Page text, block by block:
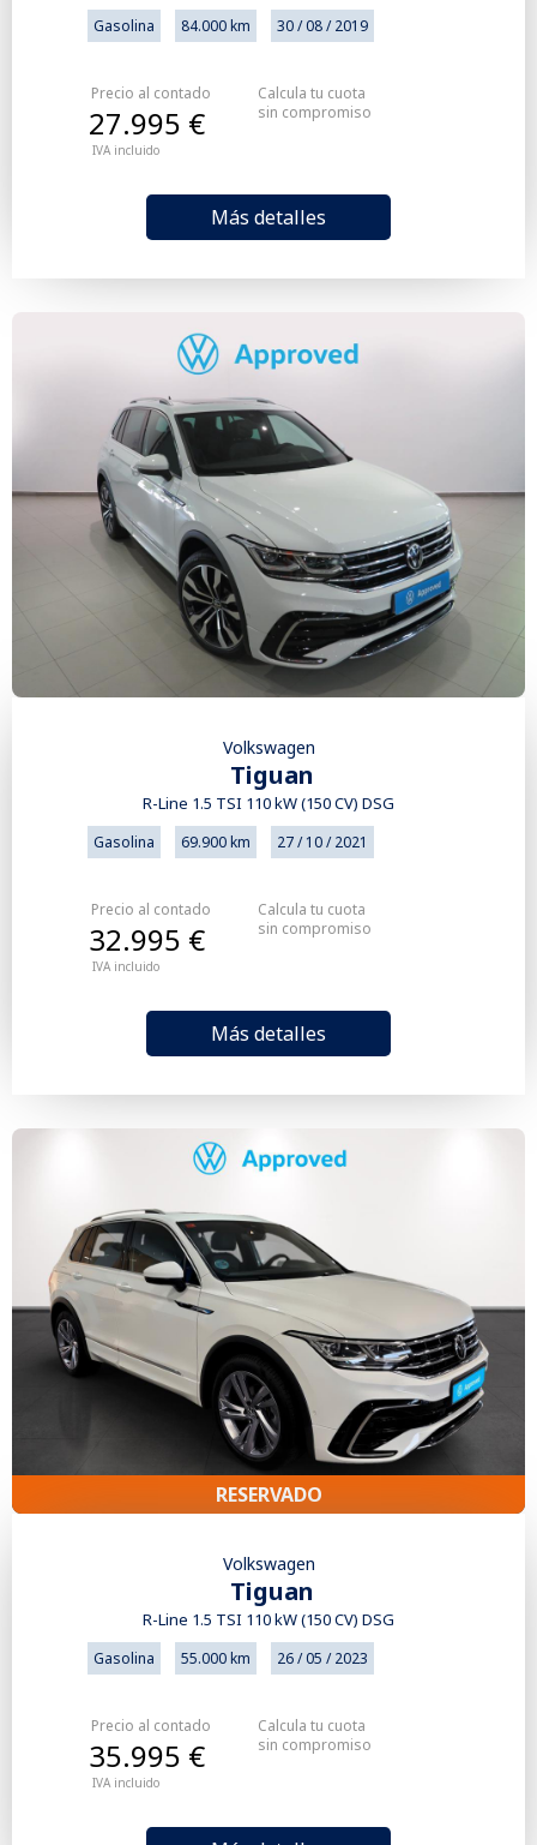
Gasolina 84.000 km 30 / 08 / 2019
Precio al contado
IVA incluido
27.995 €
Más detalles
Calcula tu cuota
sin compromiso
Volkswagen
Tiguan
R-Line 1.5 TSI 110 kW (150 CV) DSG
Gasolina 69.900 km 27 / 10 / 2021
Precio al contado
IVA incluido
32.995 €
Más detalles
Calcula tu cuota
sin compromiso
RESERVADO
Volkswagen
Tiguan
R-Line 1.5 TSI 110 kW (150 CV) DSG
Gasolina 55.000 km 26 / 05 / 2023
Precio al contado
IVA incluido
35.995 €
Calcula tu cuota
sin compromiso